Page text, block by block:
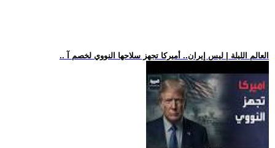
.. العالم الليلة | ليس إيران.. أميركا تجهز سلاحها النووي لخصم آ